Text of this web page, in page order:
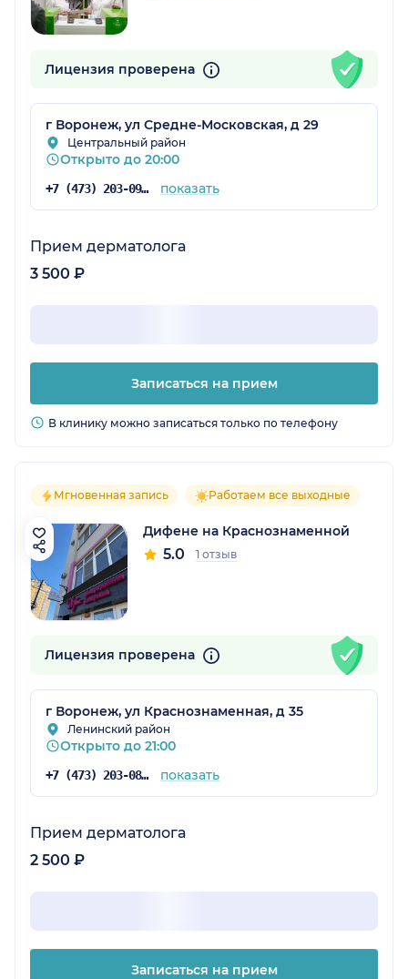
Лицензия проверена
г Воронеж, ул Средне-Московская, д 29
Центральный район
Открыто до 20:00
+7 (473) 203-09-05 показать
Прием дерматолога
3 500 ₽
Записаться на прием
В клинику можно записаться только по телефону
Мгновенная запись Работаем все выходные
Дифене на Краснознаменной
5.0 1 отзыв
Лицензия проверена
г Воронеж, ул Краснознаменная, д 35
Ленинский район
Открыто до 21:00
+7 (473) 203-08-45 показать
Прием дерматолога
2 500 ₽
Записаться на прием